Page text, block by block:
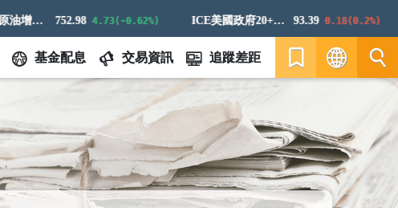
標普高盛原油增強超額回報指數 752.98 4.73(-0.62%) ICE美國政府20+年期債券指數 93.39 0.18(0.2%)
基金配息 交易資訊 追蹤差距
EN